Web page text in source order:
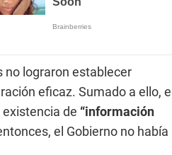
no lograron establecer
eficaz. Sumado a ello, el
existencia de “información
el Gobierno no había